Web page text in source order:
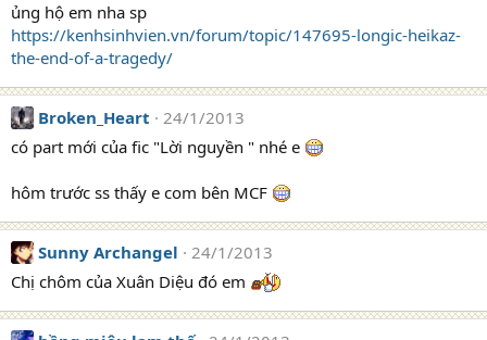
ủng hộ em nha sp
https://kenhsinhvien.vn/forum/topic/147695-longic-heikaz-
the-end-of-a-tragedy/
Broken_Heart
24/1/2013
có part mới của fic "Lời nguyền " nhé e
hôm trước ss thấy e com bên MCF
Sunny Archangel
24/1/2013
Chị chôm của Xuân Diệu đó em